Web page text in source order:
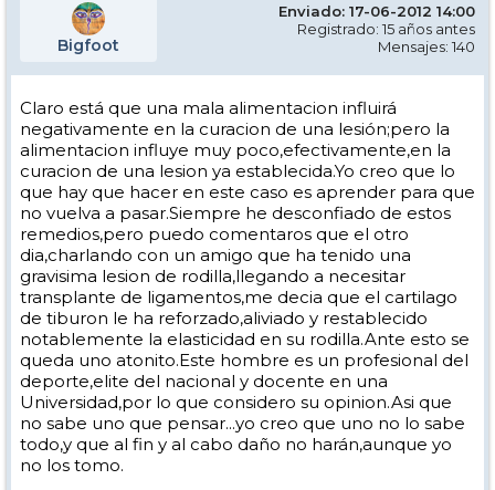
Bigfoot
Enviado: 17-06-2012 14:00
Registrado: 15 años antes
Mensajes: 140
Claro está que una mala alimentacion influirá
negativamente en la curacion de una lesión;pero la
alimentacion influye muy poco,efectivamente,en la
curacion de una lesion ya establecida.Yo creo que lo
que hay que hacer en este caso es aprender para que
no vuelva a pasar.Siempre he desconfiado de estos
remedios,pero puedo comentaros que el otro
dia,charlando con un amigo que ha tenido una
gravisima lesion de rodilla,llegando a necesitar
transplante de ligamentos,me decia que el cartilago
de tiburon le ha reforzado,aliviado y restablecido
notablemente la elasticidad en su rodilla.Ante esto se
queda uno atonito.Este hombre es un profesional del
deporte,elite del nacional y docente en una
Universidad,por lo que considero su opinion.Asi que
no sabe uno que pensar...yo creo que uno no lo sabe
todo,y que al fin y al cabo daño no harán,aunque yo
no los tomo.